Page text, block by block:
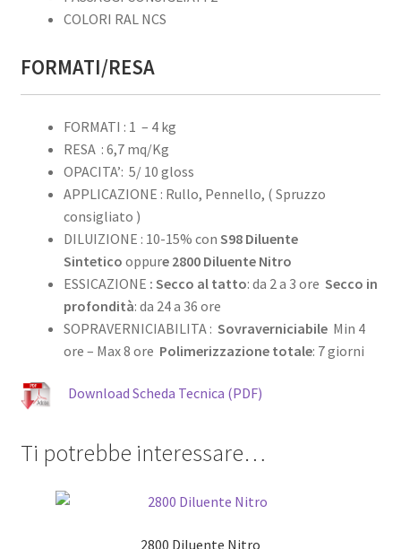
COLORI RAL NCS
FORMATI/RESA
FORMATI : 1 – 4 kg
RESA : 6,7 mq/Kg
OPACITA’: 5/ 10 gloss
APPLICAZIONE : Rullo, Pennello, ( Spruzzo
consigliato )
DILUIZIONE : 10-15% con S98 Diluente
Sintetico oppure 2800 Diluente Nitro
ESSICAZIONE : Secco al tatto: da 2 a 3 ore Secco in
profondità: da 24 a 36 ore
SOPRAVERNICIABILITA : SovraverniciabileMin 4
ore – Max 8 ore Polimerizzazione totale: 7 giorni
Download Scheda Tecnica (PDF)
Ti potrebbe interessare…
2800 Diluente Nitro